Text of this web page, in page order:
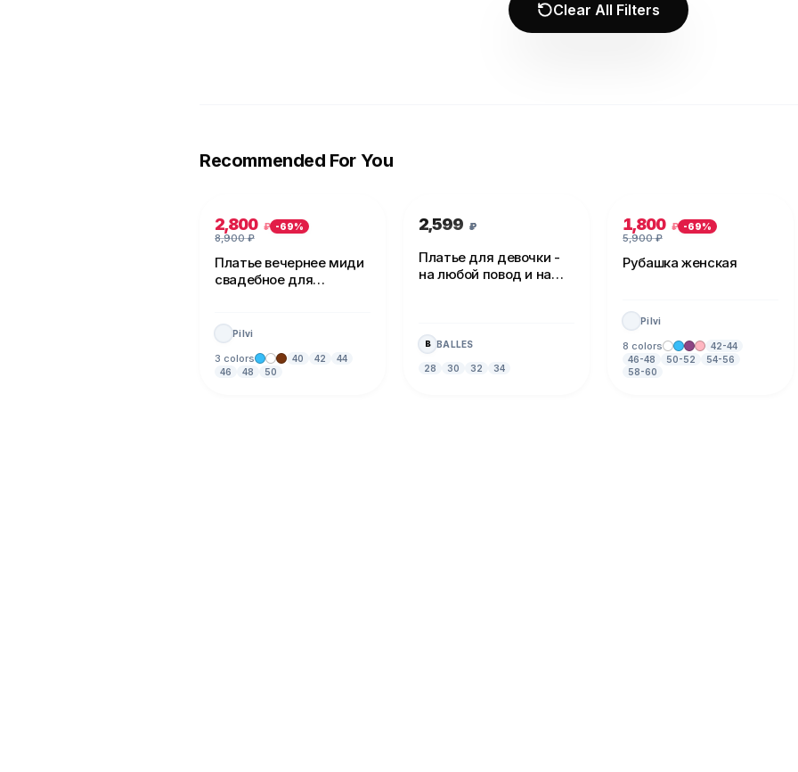
Clear All Filters
Recommended For You
2,800 ₽ -69%
8,900 ₽
Платье вечернее миди
свадебное для
Pilvi
3 colors 40 42
44
46
48 50
2,599 ₽
Платье для девочки -
на любой повод и на
B BALLES
28 30 32 34
1,800 ₽ -69%
5,900 ₽
Рубашка женская
Pilvi
8 colors
42-44
46-48
50-52
54-56
58-60